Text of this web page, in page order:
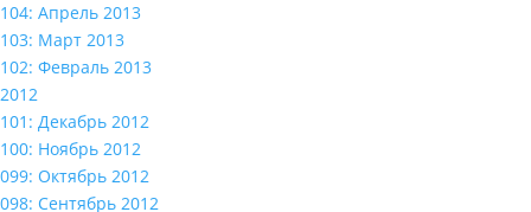
104: Апрель 2013
103: Март 2013
102: Февраль 2013
2012
101: Декабрь 2012
100: Ноябрь 2012
099: Октябрь 2012
098: Сентябрь 2012